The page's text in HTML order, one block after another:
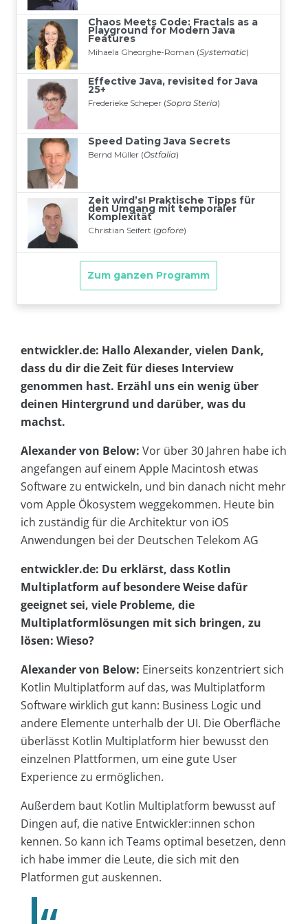
entwickler.de: Hallo Alexander, vielen Dank,
dass du dir die Zeit für dieses Interview
genommen hast. Erzähl uns ein wenig über
deinen Hintergrund und darüber, was du
machst.
Alexander von Below: Vor über 30 Jahren habe ich
angefangen auf einem Apple Macintosh etwas
Software zu entwickeln, und bin danach nicht mehr
vom Apple Ökosystem weggekommen. Heute bin
ich zuständig für die Architektur von iOS
Anwendungen bei der Deutschen Telekom AG
entwickler.de: Du erklärst, dass Kotlin
Multiplatform auf besondere Weise dafür
geeignet sei, viele Probleme, die
Multiplatformlösungen mit sich bringen, zu
lösen: Wieso?
Alexander von Below: Einerseits konzentriert sich
Kotlin Multiplatform auf das, was Multiplatform
Software wirklich gut kann: Business Logic und
andere Elemente unterhalb der UI. Die Oberfläche
überlässt Kotlin Multiplatform hier bewusst den
einzelnen Plattformen, um eine gute User
Experience zu ermöglichen.
Außerdem baut Kotlin Multiplatform bewusst auf
Dingen auf, die native Entwickler:innen schon
kennen. So kann ich Teams optimal besetzen, denn
ich habe immer die Leute, die sich mit den
Platformen gut auskennen.